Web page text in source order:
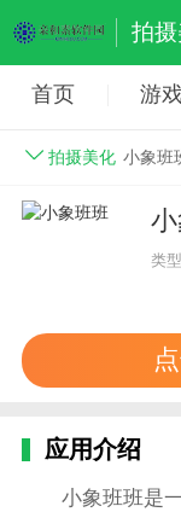
拍
首页 游戏
拍摄美化 小象班
类
应用介绍
小象班班是